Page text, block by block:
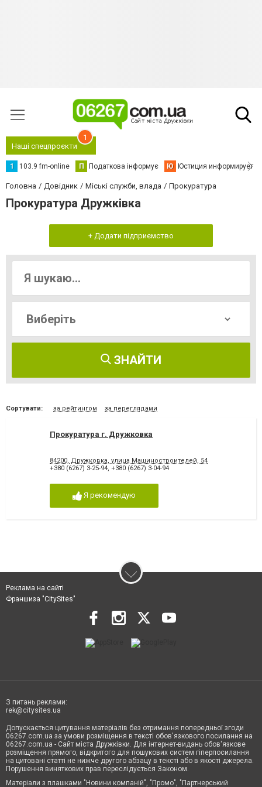
Наші спецпроєкти
1
1 103.9 fm-online П Податкова інформує Ю Юстиция информирует
Головна Довідник Міські служби, влада Прокуратура
Прокуратура Дружківка
+ Додати підприємство
ЗНАЙТИ
Сортувати: за рейтингом за переглядами
Прокуратура г. Дружковка
84200, Дружковка, улица Машиностроителей, 54
+380 (6267) 3-25-94, +380 (6267) 3-04-94
Я рекомендую
Реклама на сайті
Франшиза "CitySites"
З питань реклами:
rek@citysites.ua
Допускається цитування матеріалів без отримання попередньої згоди
06267.com.ua за умови розміщення в тексті обов'язкового посилання на
06267.com.ua - Сайт міста Дружківки. Для інтернет-видань обов'язкове
розміщення прямого, відкритого для пошукових систем гіперпосилання
на цитовані статті не нижче другого абзацу в тексті або в якості джерела.
Порушення виняткових прав переслідується Законом.
Матеріали з плашками "Новини компаній", "Промо", "Партнерський